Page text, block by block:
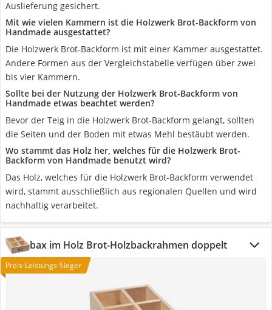
Auslieferung gesichert.
Mit wie vielen Kammern ist die Holzwerk Brot-Backform von
Handmade ausgestattet?
Die Holzwerk Brot-Backform ist mit einer Kammer ausgestattet.
Andere Formen aus der Vergleichstabelle verfügen über zwei
bis vier Kammern.
Sollte bei der Nutzung der Holzwerk Brot-Backform von
Handmade etwas beachtet werden?
Bevor der Teig in die Holzwerk Brot-Backform gelangt, sollten
die Seiten und der Boden mit etwas Mehl bestäubt werden.
Wo stammt das Holz her, welches für die Holzwerk Brot-
Backform von Handmade benutzt wird?
Das Holz, welches für die Holzwerk Brot-Backform verwendet
wird, stammt ausschließlich aus regionalen Quellen und wird
nachhaltig verarbeitet.
bax im Holz Brot-Holzbackrahmen doppelt
Preis-Leistungs-Sieger